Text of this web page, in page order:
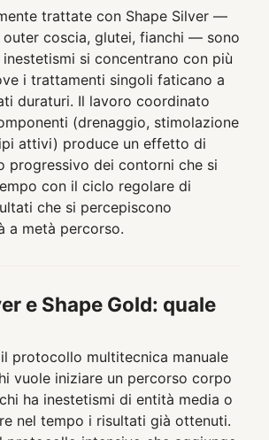
trattate con Shape Silver —
outer coscia, glutei, fianchi — sono
si concentrano con più
i trattamenti singoli faticano a
duraturi. Il lavoro coordinato
(drenaggio, stimolazione
attivi) produce un effetto di
progressivo dei contorni che si
con il ciclo regolare di
che si percepiscono
a metà percorso.
e Shape Gold: quale
protocollo multitecnica manuale
vuole iniziare un percorso corpo
ha inestetismi di entità media o
nel tempo i risultati già ottenuti.